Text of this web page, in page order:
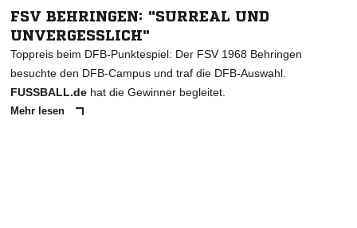
FSV BEHRINGEN: "SURREAL UND
UNVERGESSLICH"
Toppreis beim DFB-Punktespiel: Der FSV 1968 Behringen
besuchte den DFB-Campus und traf die DFB-Auswahl.
FUSSBALL.de hat die Gewinner begleitet.
Mehr lesen